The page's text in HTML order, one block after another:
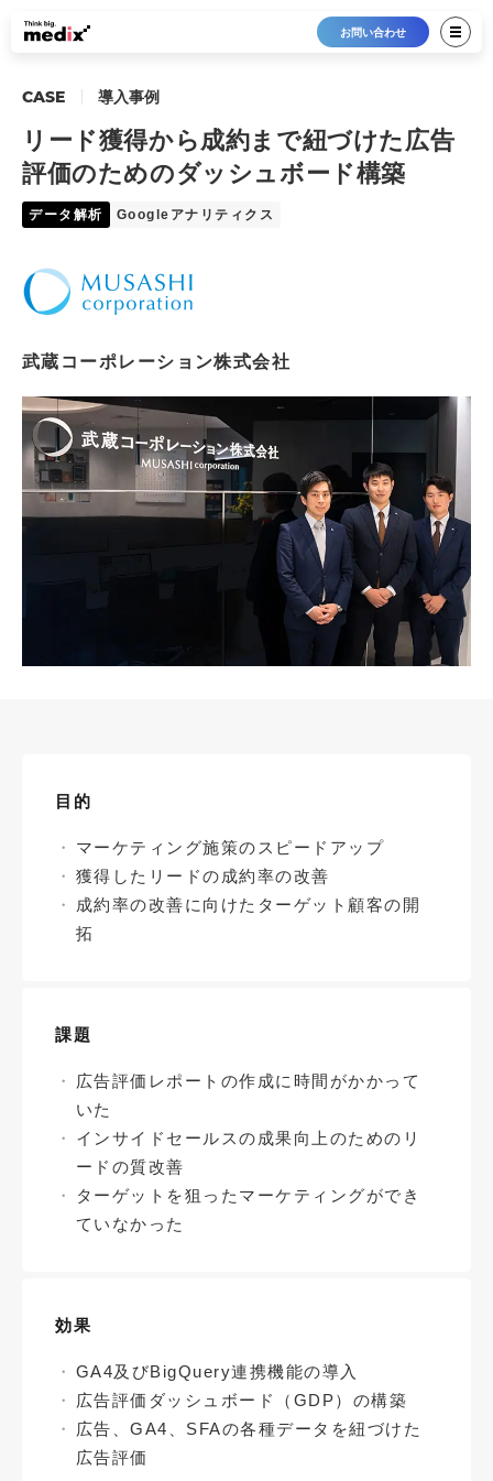
お問い合わせ
CASE 導入事例
リード獲得から成約まで紐づけた広告
評価のためのダッシュボード構築
データ解析 Googleアナリティクス
武蔵コーポレーション株式会社
目的
マーケティング施策のスピードアップ
獲得したリードの成約率の改善
成約率の改善に向けたターゲット顧客の開
拓
課題
広告評価レポートの作成に時間がかかって
いた
インサイドセールスの成果向上のためのリ
ードの質改善
ターゲットを狙ったマーケティングができ
ていなかった
効果
GA4及びBigQuery連携機能の導入
広告評価ダッシュボード（GDP）の構築
広告、GA4、SFAの各種データを紐づけた
広告評価